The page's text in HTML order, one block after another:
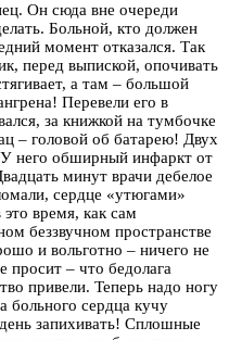
Он сюда вне очереди
Больной, кто должен
момент отказался. Так
перед выпиской, опочивать
а там – большой
Перевели его в
за книжкой на тумбочке
– головой об батарею! Двух
него обширный инфаркт от
минут врачи дебелое
сердце «утюгами»
время, как сам
беззвучном пространстве
и вольготно – ничего не
просит – что бедолага
привели. Теперь надо ногу
больного сердца кучу
запихивать! Сплошные